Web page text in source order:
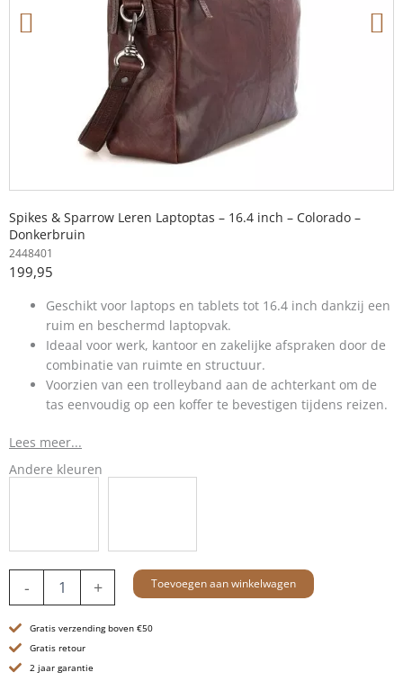
Spikes & Sparrow Leren Laptoptas – 16.4 inch – Colorado –
Donkerbruin
2448401
199,95
Geschikt voor laptops en tablets tot 16.4 inch dankzij een
ruim en beschermd laptopvak.
Ideaal voor werk, kantoor en zakelijke afspraken door de
combinatie van ruimte en structuur.
Voorzien van een trolleyband aan de achterkant om de
tas eenvoudig op een koffer te bevestigen tijdens reizen.
Lees meer...
Andere kleuren
-
Laptoptas
16.4
inch
-
+ Toevoegen aan winkelwagen
Gratis verzending boven €50
Gratis retour
2 jaar garantie